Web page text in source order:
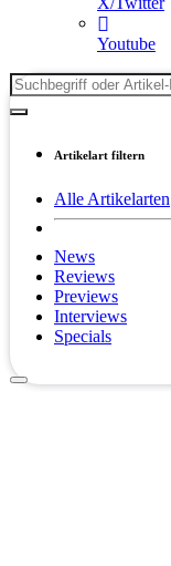
Youtube
Artikelart filtern
Alle Artikelarten
News
Reviews
Previews
Interviews
Specials